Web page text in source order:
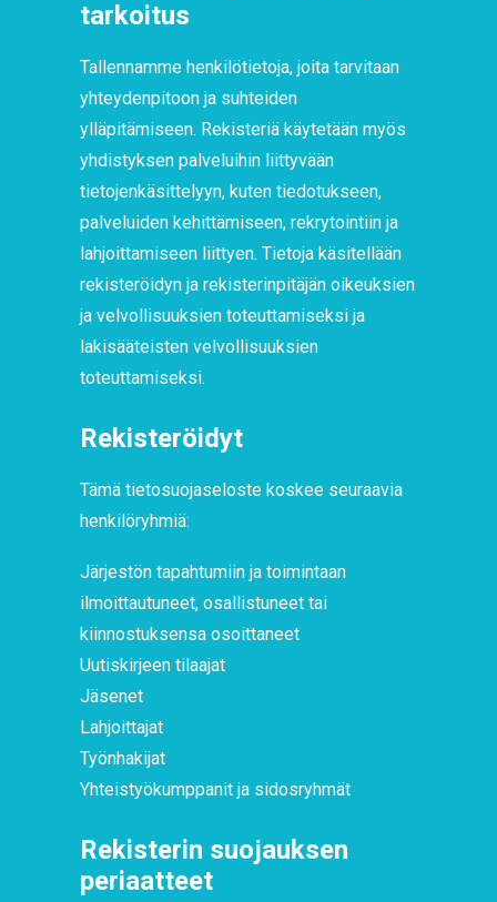
tarkoitus
Tallennamme henkilötietoja, joita tarvitaan
yhteydenpitoon ja suhteiden
ylläpitämiseen. Rekisteriä käytetään myös
yhdistyksen palveluihin liittyvään
tietojenkäsittelyyn, kuten tiedotukseen,
palveluiden kehittämiseen, rekrytointiin ja
lahjoittamiseen liittyen. Tietoja käsitellään
rekisteröidyn ja rekisterinpitäjän oikeuksien
ja velvollisuuksien toteuttamiseksi ja
lakisääteisten velvollisuuksien
toteuttamiseksi.
Rekisteröidyt
Tämä tietosuojaseloste koskee seuraavia
henkilöryhmiä:
Järjestön tapahtumiin ja toimintaan
ilmoittautuneet, osallistuneet tai
kiinnostuksensa osoittaneet
Uutiskirjeen tilaajat
Jäsenet
Lahjoittajat
Työnhakijat
Yhteistyökumppanit ja sidosryhmät
Rekisterin suojauksen
periaatteet